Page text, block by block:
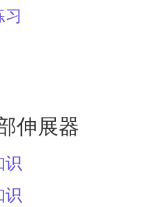
伸展器
识
识